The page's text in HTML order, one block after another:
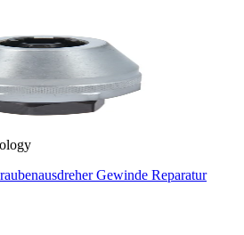
Gewinde Reparatur